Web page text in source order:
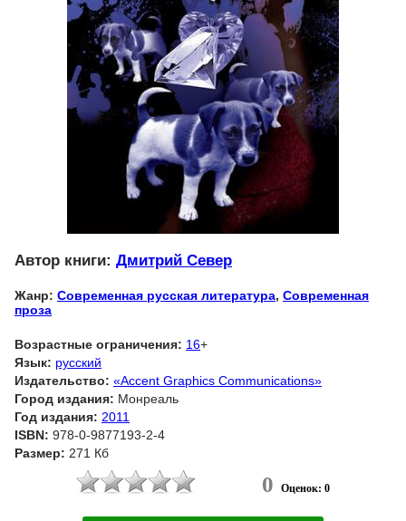
Автор книги: Дмитрий Север
Жанр: Современная русская литература, Современная
проза
Возрастные ограничения: 16+
Язык: русский
Издательство: «Accent Graphics Communications»
Город издания: Монреаль
Год издания: 2011
ISBN: 978-0-9877193-2-4
Размер: 271 Кб
0 Оценок: 0